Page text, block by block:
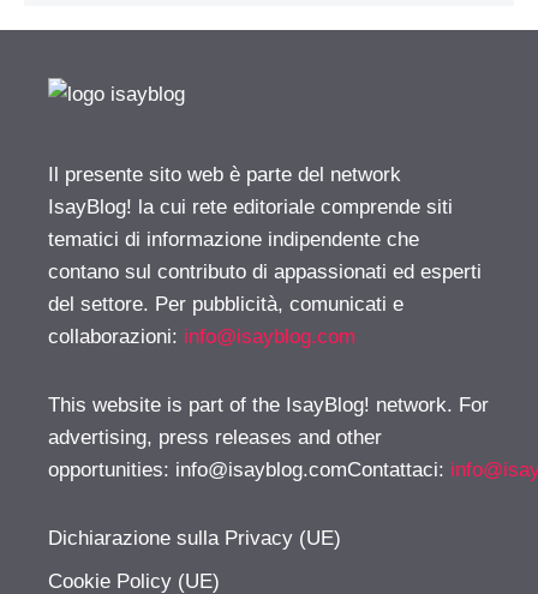
Il presente sito web è parte del network
IsayBlog! la cui rete editoriale comprende siti
tematici di informazione indipendente che
contano sul contributo di appassionati ed esperti
del settore. Per pubblicità, comunicati e
collaborazioni: info@isayblog.com
This website is part of the IsayBlog! network. For
advertising, press releases and other
opportunities: info@isayblog.comContattaci:
Dichiarazione sulla Privacy (UE)
Cookie Policy (UE)